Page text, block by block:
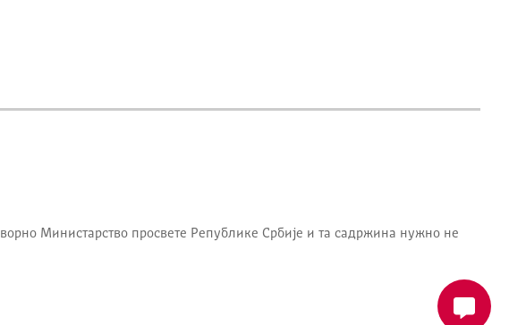
Министарство просвете Републике Србије и та садржина нужно не